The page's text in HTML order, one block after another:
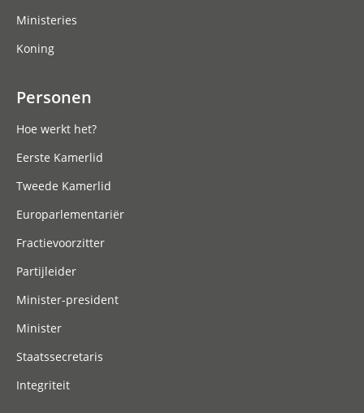
Ministeries
Koning
Personen
Hoe werkt het?
Eerste Kamerlid
Tweede Kamerlid
Europarlementariër
Fractievoorzitter
Partijleider
Minister-president
Minister
Staatssecretaris
Integriteit